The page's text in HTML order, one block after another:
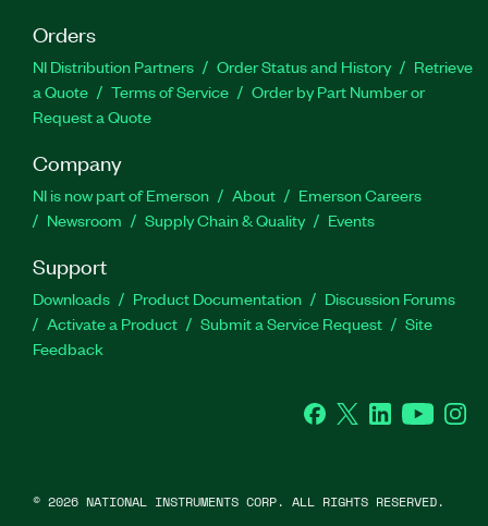
Orders
NI Distribution Partners Order Status and History
Retrieve
a Quote
Terms of Service
Order by Part Number or
Request a Quote
Company
NI is now part of Emerson About
Emerson Careers
Newsroom
Supply Chain & Quality Events
Support
Downloads Product Documentation
Discussion Forums
Activate a Product
Submit a Service Request
Site
Feedback
Facebook
Twitter LinkedInYouTube
© 2026 NATIONAL INSTRUMENTS CORP. ALL RIGHTS RESERVED.